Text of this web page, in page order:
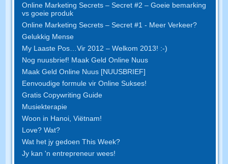
Online Marketing Secrets – Secret #2 – Goeie bemarking
vs goeie produk
Online Marketing Secrets – Secret #1 - Meer Verkeer?
Gelukkig Mense
My Laaste Pos…Vir 2012 – Welkom 2013! :-)
Nog nuusbrief! Maak Geld Online Nuus
Maak Geld Online Nuus [NUUSBRIEF]
Eenvoudige formule vir Online Sukses!
Gratis Copywriting Guide
Musiekterapie
Woon in Hanoi, Viëtnam!
Love? Wat?
Wat het jy gedoen This Week?
Jy kan 'n entrepreneur wees!